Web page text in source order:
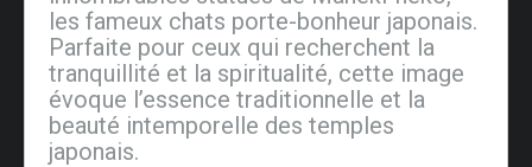
les fameux chats porte-bonheur japonais.
Parfaite pour ceux qui recherchent la
tranquillité et la spiritualité, cette image
évoque l’essence traditionnelle et la
beauté intemporelle des temples
japonais.